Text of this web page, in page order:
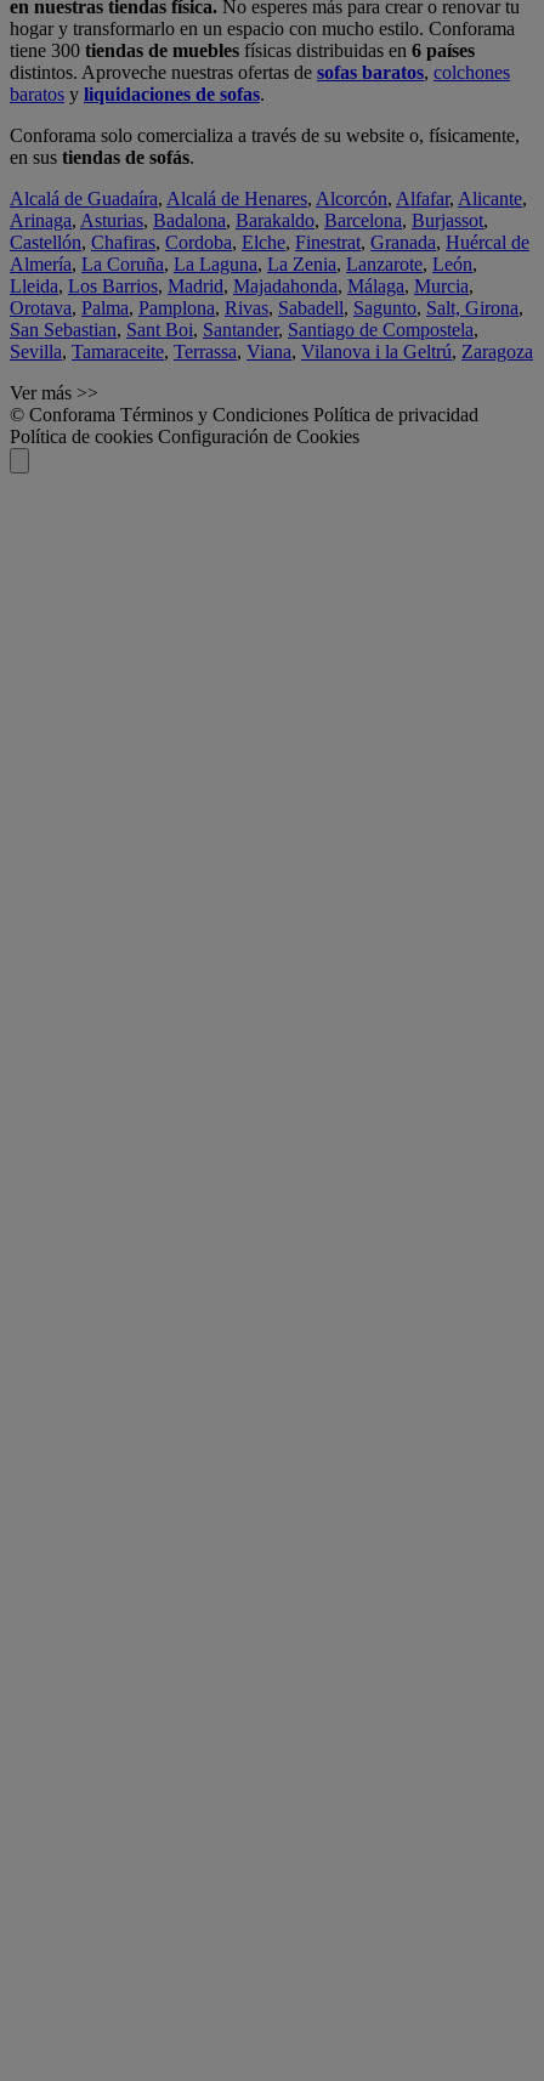
en nuestras tiendas física. No esperes más para crear o renovar tu
hogar y transformarlo en un espacio con mucho estilo. Conforama
tiene 300 tiendas de muebles físicas distribuidas en 6 países
distintos. Aproveche nuestras ofertas de sofas baratos, colchones
baratos y liquidaciones de sofas.
Conforama solo comercializa a través de su website o, físicamente,
en sus tiendas de sofás.
Alcalá de Guadaíra, Alcalá de Henares, Alcorcón, Alfafar, Alicante,
Arinaga, Asturias, Badalona, Barakaldo, Barcelona, Burjassot,
Castellón, Chafiras, Cordoba, Elche, Finestrat, Granada, Huércal de
Almería, La Coruña, La Laguna, La Zenia, Lanzarote, León,
Lleida, Los Barrios, Madrid, Majadahonda, Málaga, Murcia,
Orotava, Palma, Pamplona, Rivas, Sabadell, Sagunto, Salt, Girona,
San Sebastian, Sant Boi, Santander, Santiago de Compostela,
Sevilla, Tamaraceite, Terrassa, Viana, Vilanova i la Geltrú, Zaragoza
Ver más >>
© Conforama Términos y Condiciones Política de privacidad
Política de cookies Configuración de Cookies